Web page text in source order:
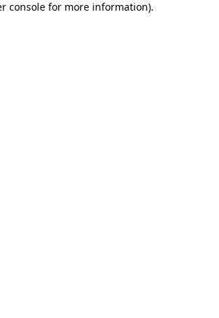
console for more information).